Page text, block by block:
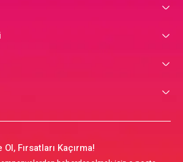
Fırsatları Kaçırma!